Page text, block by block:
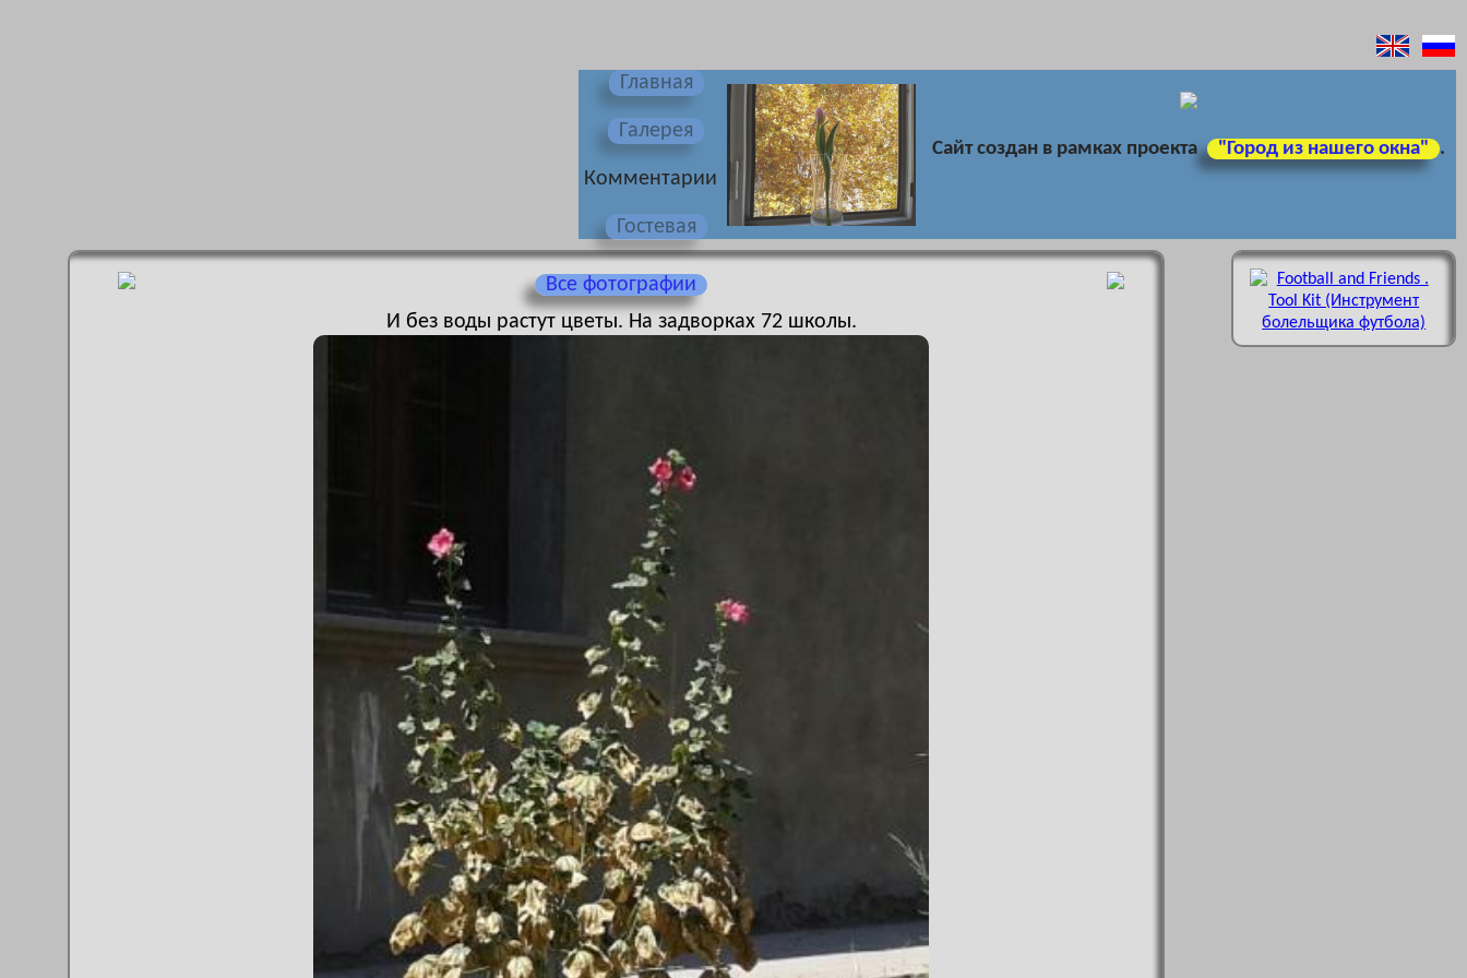
Главная
Галерея
Комментарии
Гостевая
Сайт создан в рамках проекта "Город из нашего окна" .
Все фотографии
И без воды растут цветы. На задворках 72 школы.